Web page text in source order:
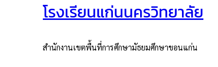
โรงเรียนแก่นนครวิทยาลัย
สำนักงานเขตพื้นที่การศึกษามัธยมศึกษาขอนแก่น